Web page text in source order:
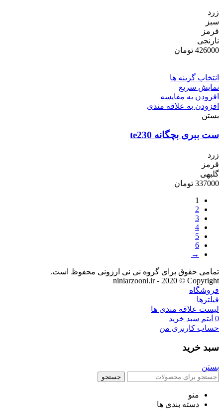
زرد
سبز
قرمز
نارنجی
426000 تومان
انتخاب گزینه ها
نمایش سریع
افزودن به مقایسه
افزودن به علاقه مندی
بستن
ست ببری بچگانه te230
زرد
قرمز
گلبهی
337000 تومان
1
2
3
4
5
6
→
تمامی حقوق برای گروه نی نی ارزونی محفوظ است.
niniarzooni.ir - 2020 © Copyright
فروشگاه
فیلترها
لیست علاقه مندی ها
0 آیتم سبد خرید
حساب کاربری من
سبد خرید
بستن
جستجو
منو
دسته بندی ها